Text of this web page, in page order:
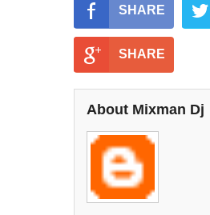
SHARE
SHARE
About Mixman Dj